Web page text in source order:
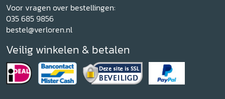
Voor vragen over bestellingen:
035 685 9856
bestel@verloren.nl
Veilig winkelen & betalen